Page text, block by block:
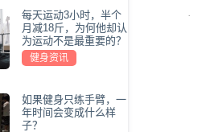
每天运动3小时，半个
月减18斤，为何他却认
为运动不是最重要的？
健身资讯
如果健身只练手臂，一
年时间会变成什么样
子？